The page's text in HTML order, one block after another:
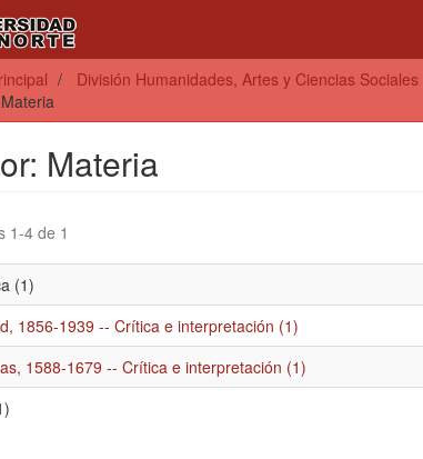
División Humanidades, Artes y Ciencias Sociales
Materia
1-4 de 1
(1)
1856-1939 -- Crítica e interpretación (1)
1588-1679 -- Crítica e interpretación (1)